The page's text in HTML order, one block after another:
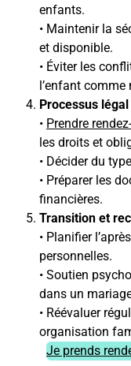
enfants.
• Maintenir la
et disponible.
• Éviter les
l’enfant comme
Processus
• Prendre
les droits et
• Décider du
• Préparer les
financières.
Transition et
• Planifier
personnelles.
• Soutien
dans un
• Réévaluer
organisation
Je prends